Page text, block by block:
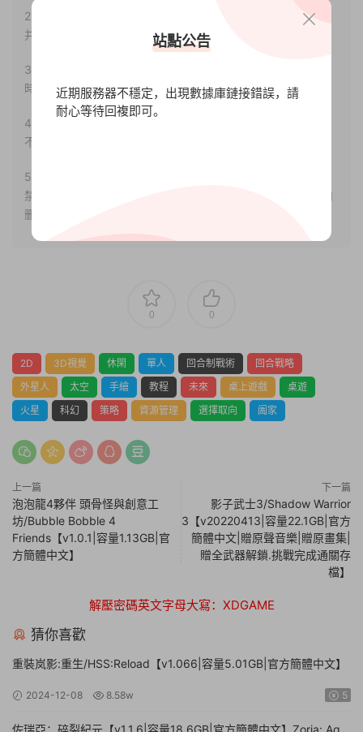
2.若您需要商業運營或用于其他商業活動，請您購買正版授權
并合法使用。
3.如果本站有侵犯、不妥之處的資源，請聯系我們。将會第一
時間解決！
4.本站部分内容均由互聯網收集整理，僅供大家參考、學習，
不存在任何商業目的與商業用途。
5.本站提供的所有資源僅供參考學習使用，版權歸原著所有，
禁止下載本站資源參與任何商業和非法行爲，請于24小時之内
删除!
0 0
2D 3D視覺 休閑 單人 回合制戰術
回合戰略
外星人
太空 手繪 教程 未來 桌上遊戲
桌遊
火星
科幻 策略 資源管理 選擇取向 阖家
上一篇
泡泡龍4夥伴 頭骨怪與創意工
坊/Bubble Bobble 4
Friends【v1.0.1|容量1.13GB|官
方簡體中文】
下一篇
影子武士3/Shadow Warrior
3【v20220413|容量22.1GB|官方
簡體中文|贈原聲音樂|贈原畫集|
贈全武器解鎖.挑戰完成通關存
檔】
解壓密碼英文字母大寫：XDGAME
猜你喜歡
重裝岚影:重生/HSS:Reload【v1.066|容量5.01GB|官方簡體中文】
2024-12-08 8.58w 5
站點公告
近期服務器不穩定，出現數據庫鏈接錯誤，請
耐心等待回複即可。